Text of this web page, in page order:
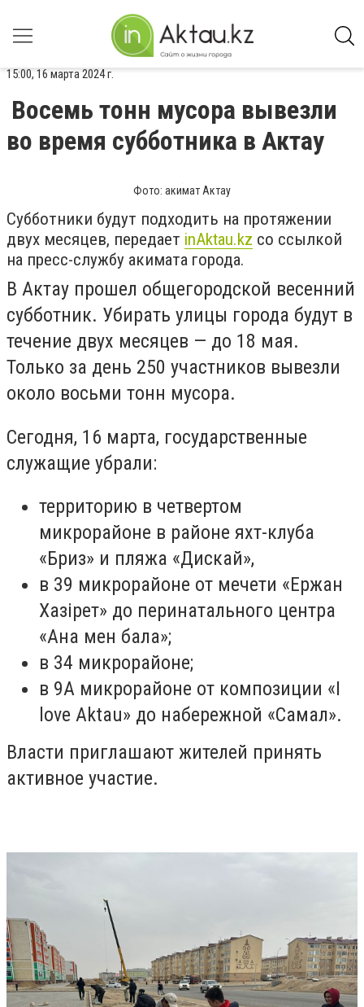
15:00, 16 марта 2024 г.
Восемь тонн мусора вывезли
во время субботника в Актау
Фото: акимат Актау
Субботники будут подходить на протяжении
двух месяцев, передает inАktau.kz со ссылкой
на пресс-службу акимата города.
В Актау прошел общегородской весенний
субботник. Убирать улицы города будут в
течение двух месяцев — до 18 мая.
Только за день 250 участников вывезли
около восьми тонн мусора.
Сегодня, 16 марта, государственные
служащие убрали:
территорию в четвертом
микрорайоне в районе яхт-клуба
«Бриз» и пляжа «Дискай»,
в 39 микрорайоне от мечети «Ержан
Хазірет» до перинатального центра
«Ана мен бала»;
в 34 микрорайоне;
в 9А микрорайоне от композиции «I
love Aktau» до набережной «Самал».
Власти приглашают жителей принять
активное участие.